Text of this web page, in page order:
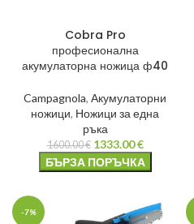
Cobra Pro
професионална
акумулаторна ножица ф40
Campagnola, Акумулаторни
ножици, Ножици за една
ръка
1600.00€ 1333.00€
БЪРЗА ПОРЪЧКА
-7%